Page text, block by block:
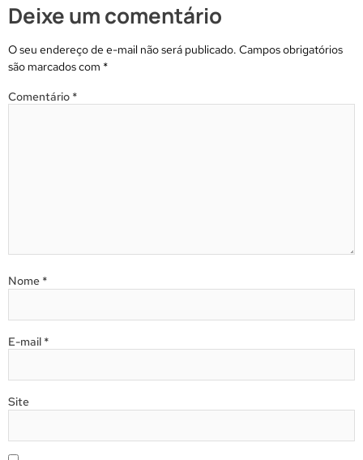
Deixe um comentário
O seu endereço de e-mail não será publicado. Campos obrigatórios
são marcados com *
Comentário *
Nome *
E-mail *
Site